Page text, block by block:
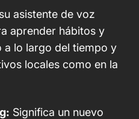
asistente de voz
aprender hábitos y
a lo largo del tiempo y
locales como en la
Significa un nuevo